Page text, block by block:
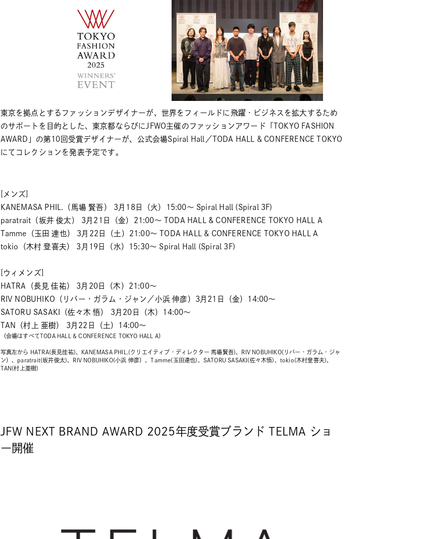
東京を拠点とするファッションデザイナーが、世界をフィールドに飛躍・ビジネスを拡大するため
のサポートを目的とした、東京都ならびにJFWO主催のファッションアワード「TOKYO FASHION
AWARD」の第10回受賞デザイナーが、公式会場Spiral Hall／TODA HALL & CONFERENCE TOKYO
にてコレクションを発表予定です。
[メンズ]
KANEMASA PHIL.（馬場 賢吾） 3月18日（火）15:00～ Spiral Hall (Spiral 3F)
paratrait（坂井 俊太） 3月21日（金）21:00～ TODA HALL & CONFERENCE TOKYO HALL A
Tamme（玉田 達也） 3月22日（土）21:00～ TODA HALL & CONFERENCE TOKYO HALL A
tokio（木村 登喜夫） 3月19日（水）15:30～ Spiral Hall (Spiral 3F)
[ウィメンズ]
HATRA（長見 佳祐） 3月20日（木）21:00～
RIV NOBUHIKO（リバー・ガラム・ジャン／小浜 伸彦）3月21日（金）14:00～
SATORU SASAKI（佐々木 悟） 3月20日（木）14:00～
TAN（村上 亜樹） 3月22日（土）14:00～
（会場はすべてTODA HALL & CONFERENCE TOKYO HALL A）
写真左から HATRA(長見佳祐)、KANEMASA PHIL.(クリエイティブ・ディレクター 馬場賢吾)、RIV NOBUHIKO(リバー・ガラム・ジャ
ン）、paratrait(坂井俊太)、RIV NOBUHIKO(小浜 伸彦）、Tamme(玉田達也)、SATORU SASAKI(佐々木悟)、tokio(木村登喜夫)、
TAN(村上亜樹)
JFW NEXT BRAND AWARD 2025年度受賞ブランド TELMA ショ
ー開催